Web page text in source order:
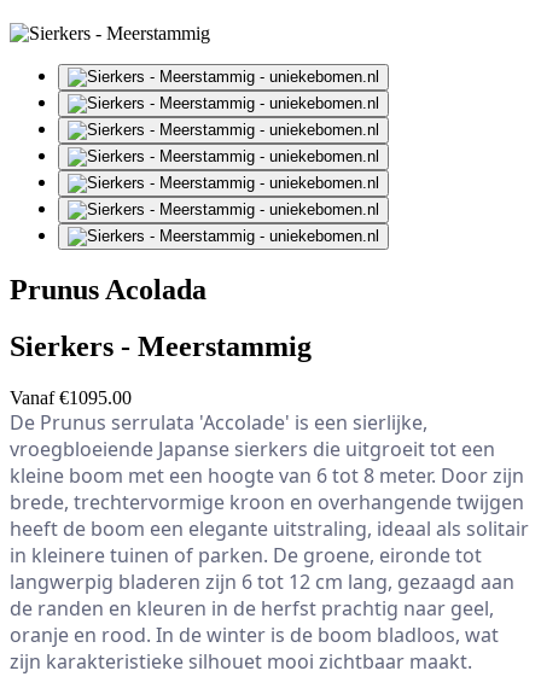
Prunus Acolada
Sierkers - Meerstammig
Vanaf €1095.00
De Prunus serrulata 'Accolade' is een sierlijke,
vroegbloeiende Japanse sierkers die uitgroeit tot een
kleine boom met een hoogte van 6 tot 8 meter. Door zijn
brede, trechtervormige kroon en overhangende twijgen
heeft de boom een elegante uitstraling, ideaal als solitair
in kleinere tuinen of parken. De groene, eironde tot
langwerpig bladeren zijn 6 tot 12 cm lang, gezaagd aan
de randen en kleuren in de herfst prachtig naar geel,
oranje en rood. In de winter is de boom bladloos, wat
zijn karakteristieke silhouet mooi zichtbaar maakt.